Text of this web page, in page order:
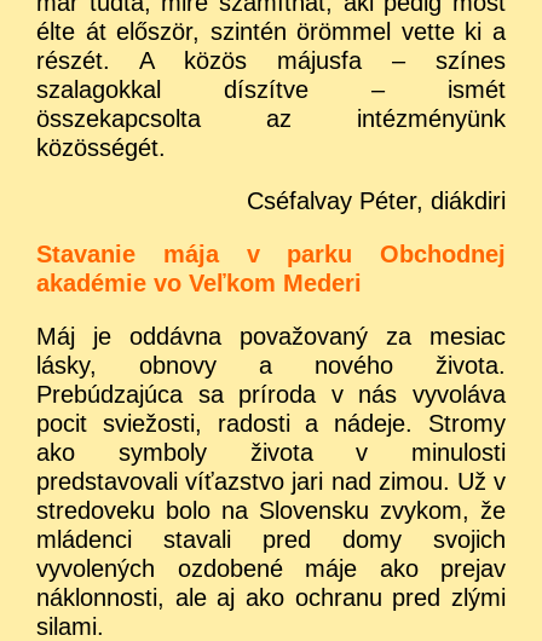
élte át először, szintén örömmel vette ki a
részét. A közös májusfa – színes
szalagokkal díszítve – ismét
összekapcsolta az intézményünk
közösségét.
Cséfalvay Péter, diákdiri
Stavanie mája v parku Obchodnej
akadémie vo Veľkom Mederi
Máj je oddávna považovaný za mesiac
lásky, obnovy a nového života.
Prebúdzajúca sa príroda v nás vyvoláva
pocit sviežosti, radosti a nádeje. Stromy
ako symboly života v minulosti
predstavovali víťazstvo jari nad zimou. Už v
stredoveku bolo na Slovensku zvykom, že
mládenci stavali pred domy svojich
vyvolených ozdobené máje ako prejav
náklonnosti, ale aj ako ochranu pred zlými
silami.